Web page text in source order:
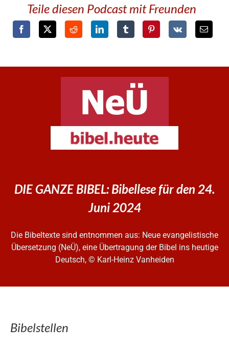
Teile diesen Podcast mit Freunden
DIE GANZE BIBEL: Bibellese für den 24.
Juni 2024
Die Bibeltexte sind entnommen aus: Neue evangelistische
Übersetzung (NeÜ), eine Übertragung der Bibel ins heutige
Deutsch, © Karl-Heinz Vanheiden
Bibelstellen